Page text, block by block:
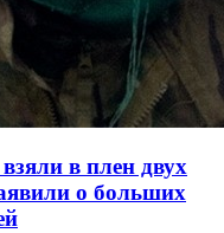
в плен двух
о больших